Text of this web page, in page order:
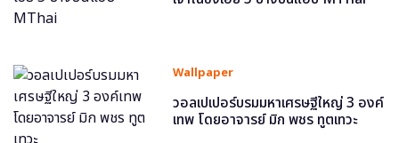
Wallpaper
วอลเปเปอร์บรมมหาเศรษฐีใหญ่ 3 องค์
เทพ โดยอาจารย์ มิก พชร ทูตเทวะ